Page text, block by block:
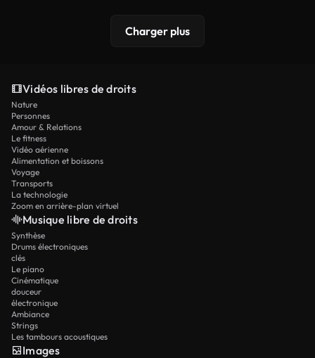
Charger plus
Vidéos libres de droits
Nature
Personnes
Amour & Relations
Le fitness
Vidéo aérienne
Alimentation et boissons
Voyage
Transports
La technologie
Zoom en arrière-plan virtuel
Musique libre de droits
Synthèse
Drums électroniques
clés
Le piano
Cinématique
douceur
électronique
Ambiance
Strings
Les tambours acoustiques
Images